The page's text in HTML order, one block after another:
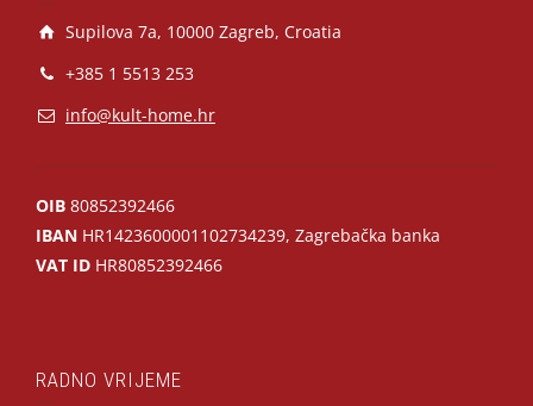
Supilova 7a, 10000 Zagreb, Croatia
+385 1 5513 253
info@kult-home.hr
OIB 80852392466
IBAN HR1423600001102734239, Zagrebačka banka
VAT ID HR80852392466
RADNO VRIJEME